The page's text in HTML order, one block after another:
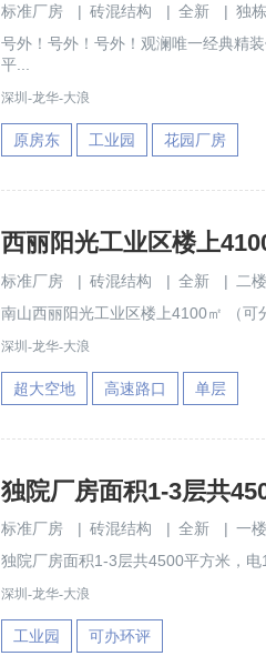
标准厂房 | 砖混结构 | 全新 | 独栋
号外！号外！号外！观澜唯一经典精
平...
深圳-龙华-大浪
原房东 工业园 花园厂房
标准厂房 | 砖混结构 | 全新 |
二
南山西丽阳光工业区楼上4100㎡ （可
深圳-龙华-大浪
超大空地 高速路口 单层
独院厂房面积1-3层共
标准厂房 | 砖混结构 | 全新 | 一楼
独院厂房面积1-3层共4500平方米，电
深圳-龙华-大浪
工业园 可办环评